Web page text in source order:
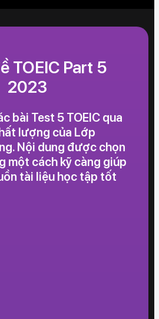
TOEIC Part 5
2023
bài Test 5 TOEIC qua
lượng của Lớp
Nội dung được chọn
một cách kỹ càng giúp
tài liệu học tập tốt